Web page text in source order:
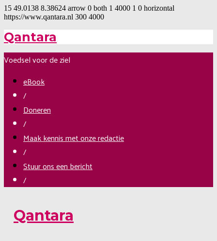
15 49.0138 8.38624 arrow 0 both 1 4000 1 0 horizontal
https://www.qantara.nl 300 4000
Qantara
Voedsel voor de ziel
eBook
/
Doneren
/
Maak kennis met onze redactie
/
Stuur ons een bericht
/
Qantara